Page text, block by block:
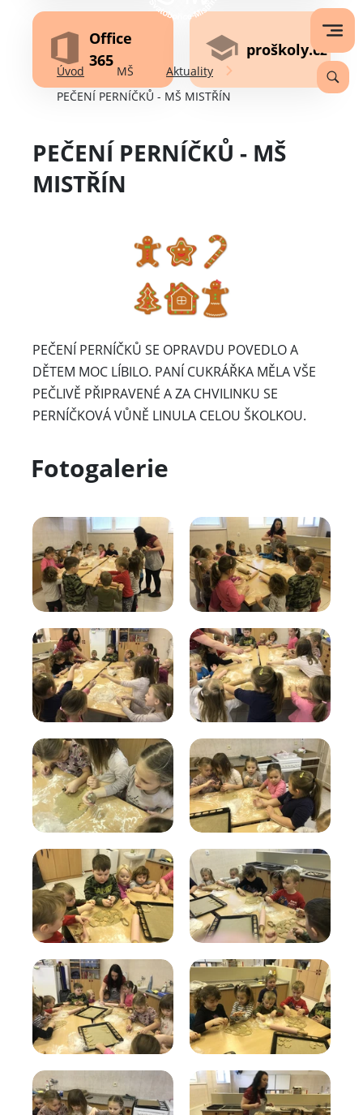
Office
365
proškoly.cz
Úvod MŠ
Aktuality
PEČENÍ PERNÍČKŮ - MŠ MISTŘÍN
PEČENÍ PERNÍČKŮ - MŠ
MISTŘÍN
PEČENÍ PERNÍČKŮ SE OPRAVDU POVEDLO A
DĚTEM MOC LÍBILO. PANÍ CUKRÁŘKA MĚLA VŠE
PEČLIVĚ PŘIPRAVENÉ A ZA CHVILINKU SE
PERNÍČKOVÁ VŮNĚ LINULA CELOU ŠKOLKOU.
Fotogalerie